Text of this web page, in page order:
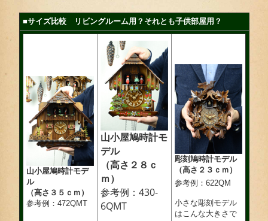
■サイズ比較 リビングルーム用？それとも子供部屋用？
山小屋鳩時計モデ
ル
（高さ３５ｃｍ）
参考例：472QMT
山小屋鳩時計モ
デル
（高さ２８ｃ
ｍ）
参考例：430-
6QMT
彫刻鳩時計モデル
（高さ２３ｃｍ）
参考例：622QM
小さな彫刻モデル
はこんな大きさで